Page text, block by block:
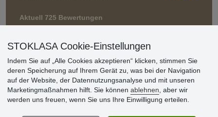
Aktuell 725 Bewertungen
STOKLASA Cookie-Einstellungen
Indem Sie auf „Alle Cookies akzeptieren“ klicken, stimmen Sie
deren Speicherung auf Ihrem Gerät zu, was bei der Navigation
auf der Website, der Datennutzungsanalyse und mit unseren
Marketingmaßnahmen hilft. Sie können ablehnen , aber wir
werden uns freuen, wenn Sie uns Ihre Einwilligung erteilen.